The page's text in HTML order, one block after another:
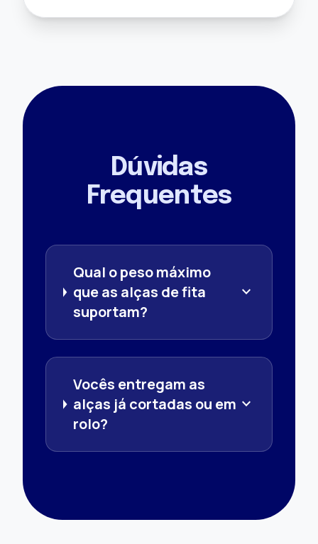
Dúvidas
Frequentes
Qual o peso máximo
que as alças de fita
suportam?
expand_more
Vocês entregam as
alças já cortadas ou em
rolo?
expand_more